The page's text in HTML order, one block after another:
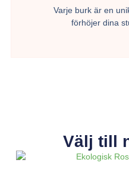
Varje burk är en
förhöjer dina
Välj till